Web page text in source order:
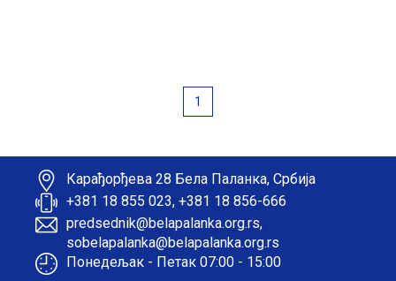
1
Карађорђева 28 Бела Паланка, Србија
+381 18 855 023, +381 18 856-666
predsednik@belapalanka.org.rs,
sobelapalanka@belapalanka.org.rs
Понедељак - Петак 07:00 - 15:00